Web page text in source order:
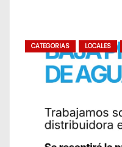
CATEGORIAS LOCALES